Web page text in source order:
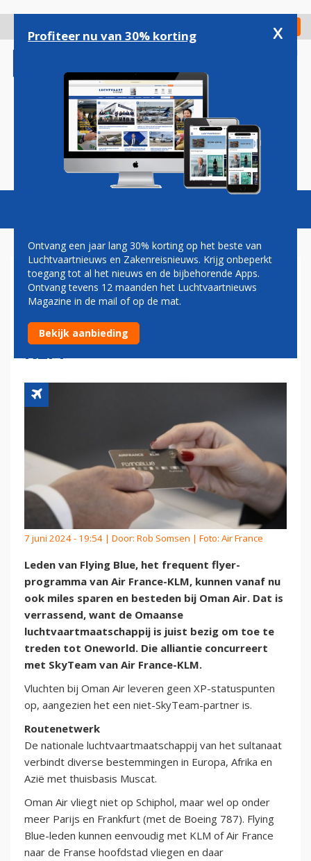
gaan
Check in
Magazine Podcasts Vacatures
OMAN AIR TOEGEVOEGD ALS
PARTNER VAN FLYING BLUE-
PROGRAMMA AIR FRANCE-
KLM
7 juni 2024 - 19:54 | Door: Rob Somsen | Foto: Air France
Leden van Flying Blue, het frequent flyer-
programma van Air France-KLM, kunnen vanaf nu
ook miles sparen en besteden bij Oman Air. Dat is
verrassend, want de Omaanse
luchtvaartmaatschappij is juist bezig om toe te
treden tot Oneworld. Die alliantie concurreert
met SkyTeam van Air France-KLM.
Vluchten bij Oman Air leveren geen XP-statuspunten
op, aangezien het een niet-SkyTeam-partner is.
Routenetwerk
De nationale luchtvaartmaatschappij van het sultanaat
verbindt diverse bestemmingen in Europa, Afrika en
Azië met thuisbasis Muscat.
Oman Air vliegt niet op Schiphol, maar wel op onder
meer Parijs en Frankfurt (met de Boeing 787). Flying
Blue-leden kunnen eenvoudig met KLM of Air France
naar de Franse hoofdstad vliegen en daar
Profiteer nu van 30% korting x
Ontvang een jaar lang 30% korting op het beste van
Luchtvaartnieuws en Zakenreisnieuws. Krijg onbeperkt
toegang tot al het nieuws en de bijbehorende Apps.
Ontvang tevens 12 maanden het Luchtvaartnieuws
Magazine in de mail of op de mat.
Bekijk aanbieding